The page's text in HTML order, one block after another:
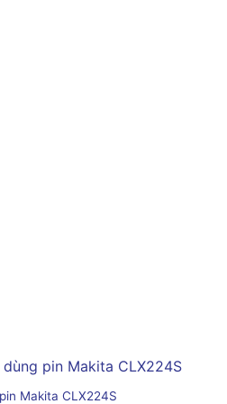
Makita CLX224S